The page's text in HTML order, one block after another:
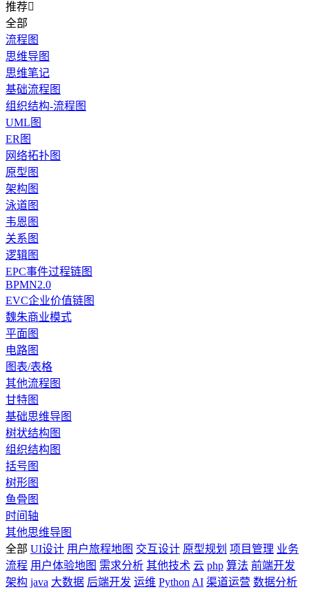
推荐
全部
流程图
思维导图
思维笔记
基础流程图
组织结构-流程图
UML图
ER图
网络拓扑图
原型图
架构图
泳道图
韦恩图
关系图
逻辑图
EPC事件过程链图
BPMN2.0
EVC企业价值链图
魏朱商业模式
平面图
电路图
图表/表格
其他流程图
甘特图
基础思维导图
树状结构图
组织结构图
括号图
树形图
鱼骨图
时间轴
其他思维导图
全部 UI设计 用户旅程地图 交互设计 原型规划 项目管理 业务
流程 用户体验地图 需求分析 其他技术 云 php 算法 前端开发
架构 java 大数据 后端开发 运维 Python AI 渠道运营 数据分析